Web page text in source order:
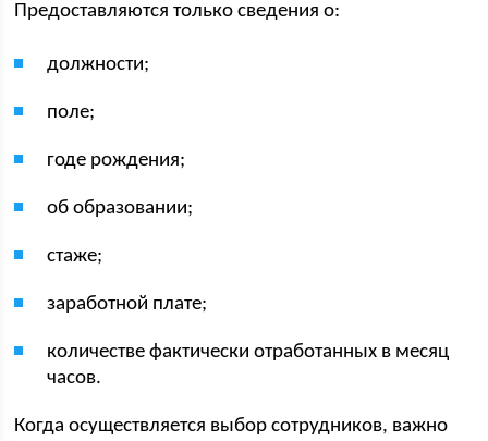
Предоставляются только сведения о:
должности;
поле;
годе рождения;
об образовании;
стаже;
заработной плате;
количестве фактически отработанных в месяц
часов.
Когда осуществляется выбор сотрудников, важно